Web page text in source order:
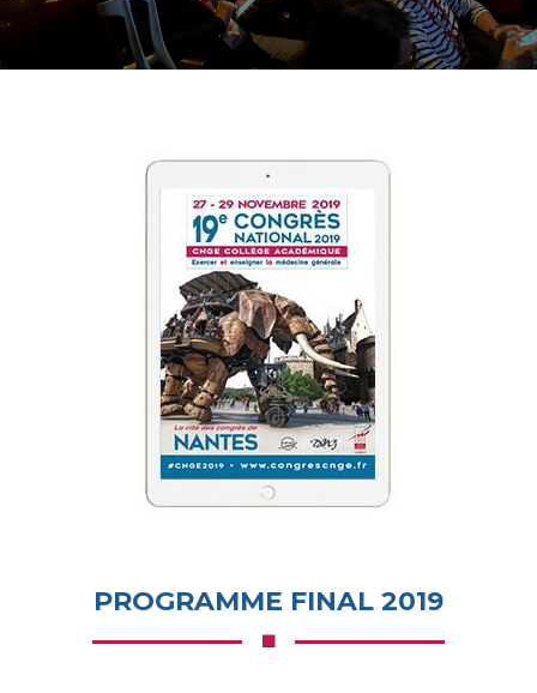
PROGRAMME FINAL 2019